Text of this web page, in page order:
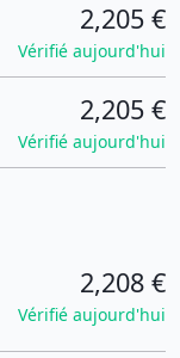
2,205 €
Vérifié aujourd'hui
2,205 €
Vérifié aujourd'hui
2,208 €
Vérifié aujourd'hui